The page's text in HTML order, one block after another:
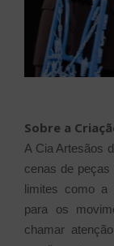
Sobre a
A Cia Artesãos
cenas de peças
limites como a
para os
chamar